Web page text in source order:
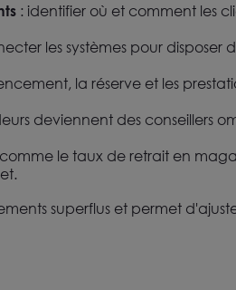
: identifier où et comment les
les systèmes pour disposer
la réserve et les
deviennent des conseillers
le taux de retrait en
superflus et permet